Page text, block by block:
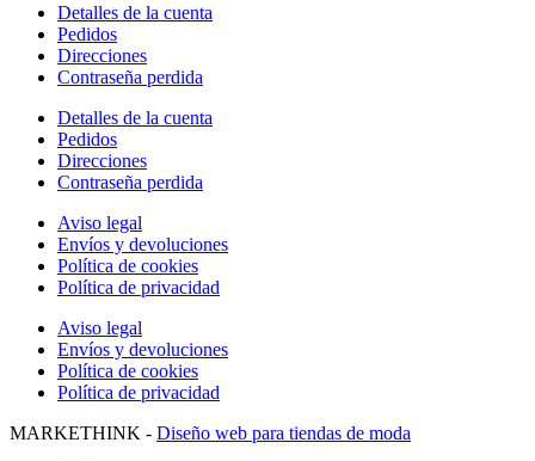
Detalles de la cuenta
Pedidos
Direcciones
Contraseña perdida
Detalles de la cuenta
Pedidos
Direcciones
Contraseña perdida
Aviso legal
Envíos y devoluciones
Política de cookies
Política de privacidad
Aviso legal
Envíos y devoluciones
Política de cookies
Política de privacidad
MARKETHINK - Diseño web para tiendas de moda